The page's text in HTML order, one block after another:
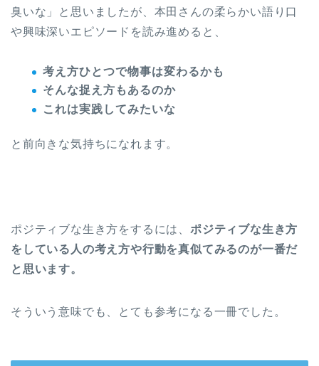
臭いな」と思いましたが、本田さんの柔らかい語り口
や興味深いエピソードを読み進めると、
考え方ひとつで物事は変わるかも
そんな捉え方もあるのか
これは実践してみたいな
と前向きな気持ちになれます。
ポジティブな生き方をするには、ポジティブな生き方
をしている人の考え方や行動を真似てみるのが一番だ
と思います。
そういう意味でも、とても参考になる一冊でした。